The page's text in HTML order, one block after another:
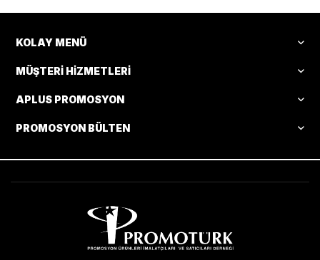
KOLAY MENÜ
MÜŞTERI HIZMETLERI
APLUS PROMOSYON
PROMOSYON BÜLTEN